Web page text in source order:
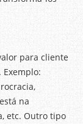
para cliente
na
etc. Outro tipo